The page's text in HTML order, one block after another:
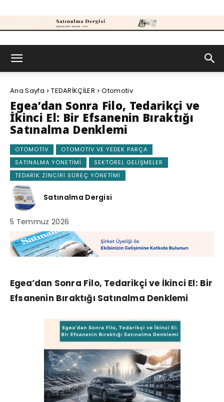
Ana Sayfa TEDARİKÇİLER Otomotiv
Egea’dan Sonra Filo, Tedarikçi ve
İkinci El: Bir Efsanenin Bıraktığı
Satınalma Denklemi
OTOMOTIV
OTOMOTIV VE YEDEK PARÇA
SATINALMA YÖNETIMI
SEKTÖREL GELIŞMELER
TEDARIK ZINCIRI SÜREÇ YÖNETIMI
Satınalma Dergisi
5 Temmuz 2026
Egea’dan Sonra Filo, Tedarikçi ve İkinci El: Bir
Efsanenin Bıraktığı Satınalma Denklemi